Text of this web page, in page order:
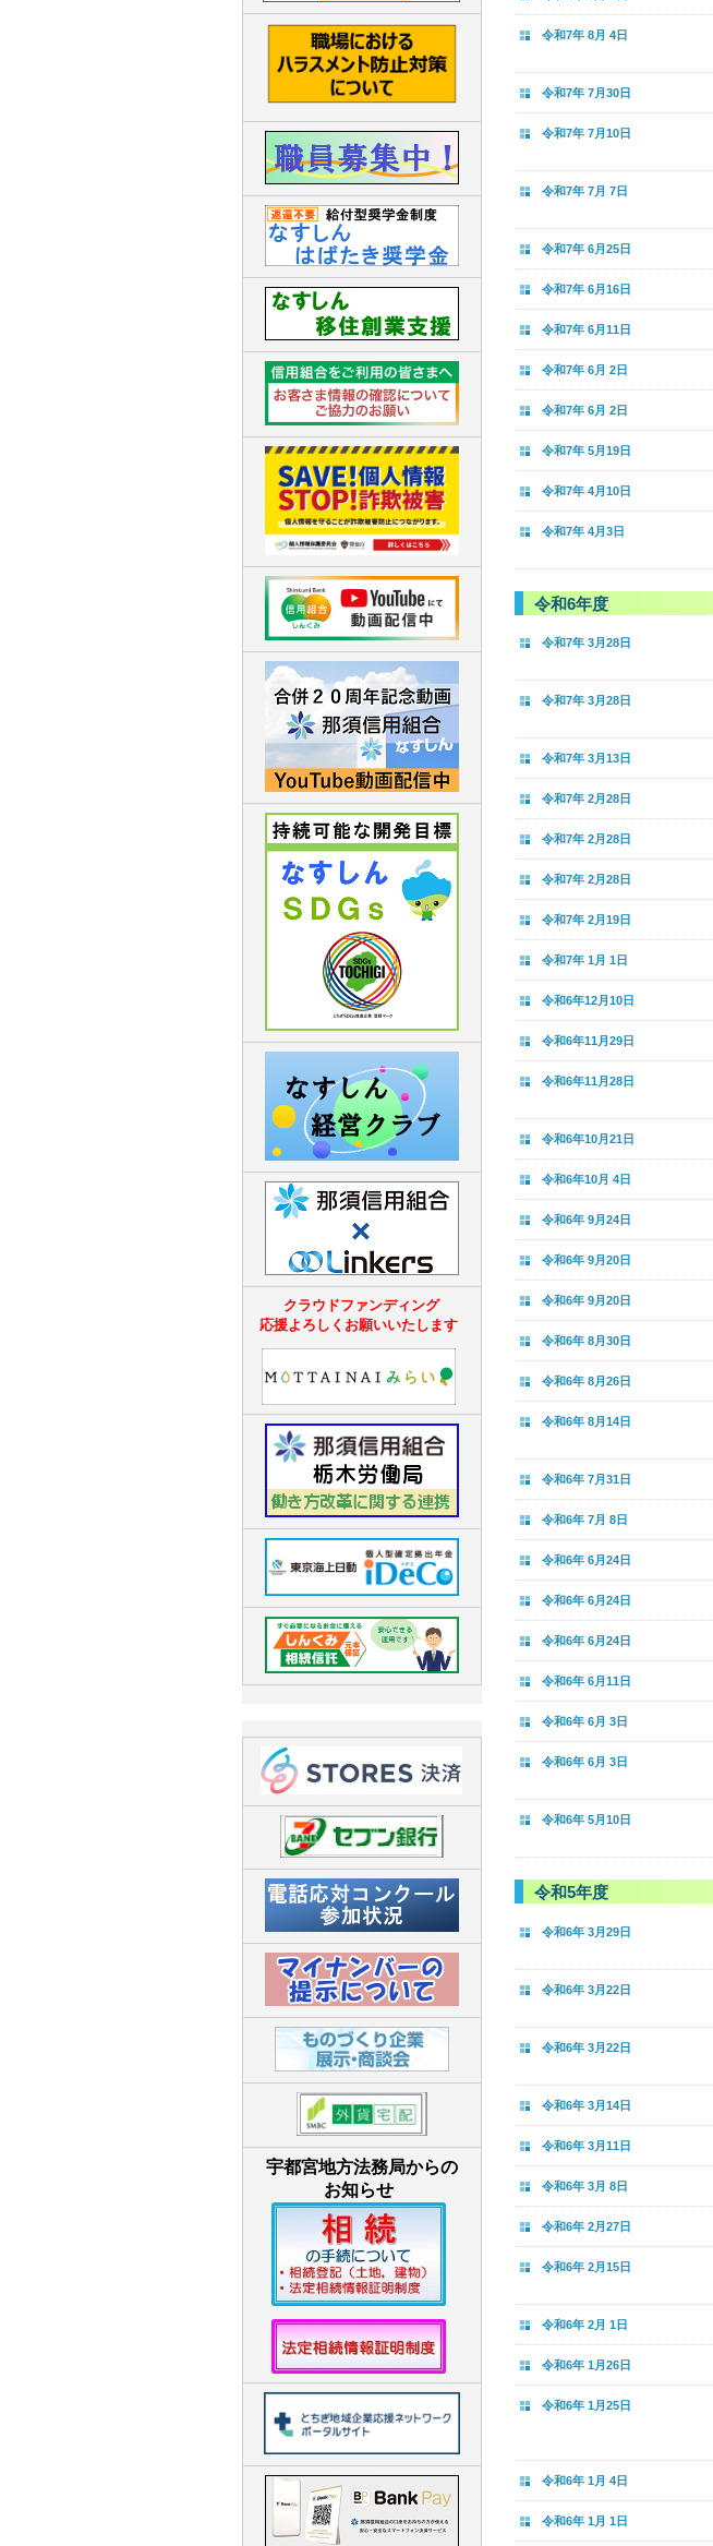
令和7年 8月 4日
令和7年 7月30日
令和7年 7月10日
令和7年 7月 7日
令和7年 6月25日
令和7年 6月16日
令和7年 6月11日
令和7年 6月 2日
令和7年 6月 2日
令和7年 5月19日
令和7年 4月10日
令和7年 4月3日
令和6年度
令和7年 3月28日
令和7年 3月28日
令和7年 3月13日
令和7年 2月28日
令和7年 2月28日
令和7年 2月28日
令和7年 2月19日
令和7年 1月 1日
令和6年12月10日
令和6年11月29日
令和6年11月28日
令和6年10月21日
令和6年10月 4日
令和6年 9月24日
令和6年 9月20日
令和6年 9月20日
令和6年 8月30日
令和6年 8月26日
令和6年 8月14日
令和6年 7月31日
令和6年 7月 8日
令和6年 6月24日
令和6年 6月24日
令和6年 6月24日
令和6年 6月11日
令和6年 6月 3日
令和6年 6月 3日
令和6年 5月10日
令和5年度
令和6年 3月29日
令和6年 3月22日
令和6年 3月22日
令和6年 3月14日
令和6年 3月11日
令和6年 3月 8日
令和6年 2月27日
令和6年 2月15日
令和6年 2月 1日
令和6年 1月26日
令和6年 1月25日
令和6年 1月 4日
令和6年 1月 1日
クラウドファンディング
応援よろしくお願いいたします
宇都宮地方法務局からの
お知らせ